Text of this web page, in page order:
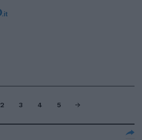
2 3 4 5